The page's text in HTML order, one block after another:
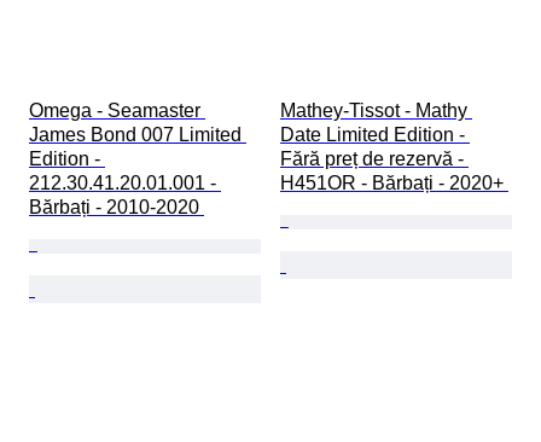
Omega - Seamaster
James Bond 007 Limited
Edition -
212.30.41.20.01.001 -
Bărbați - 2010-2020
Mathey-Tissot - Mathy
Date Limited Edition -
Fără preț de rezervă -
H451OR - Bărbați - 2020+